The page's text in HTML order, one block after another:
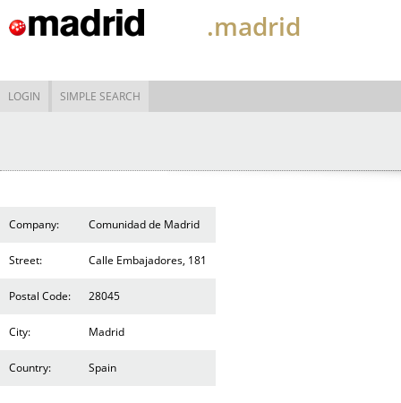
.madrid
LOGIN SIMPLE SEARCH
Company: Comunidad de Madrid
Street: Calle Embajadores, 181
Postal Code: 28045
City: Madrid
Country: Spain